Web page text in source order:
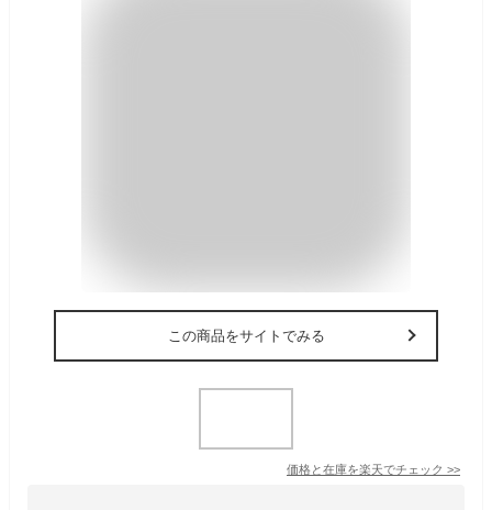
この商品をサイトでみる
価格と在庫を楽天でチェック >>